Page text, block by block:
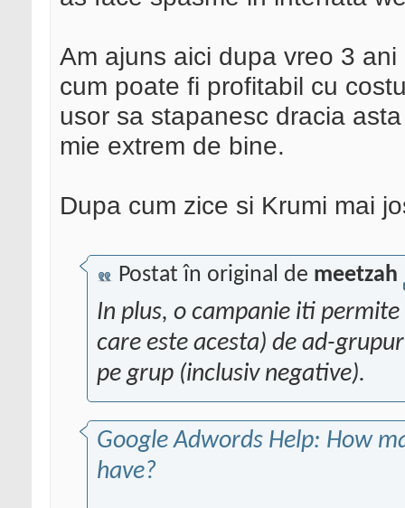
Am ajuns aici dupa vreo 3
cum poate fi profitabil cu
usor sa stapanesc dracia
mie extrem de bine.
Dupa cum zice si Krumi mai
Postat în original de meetzah
In plus, o campanie iti
care este acesta) de ad-
pe grup (inclusiv negative).
Google Adwords Help: How
have?